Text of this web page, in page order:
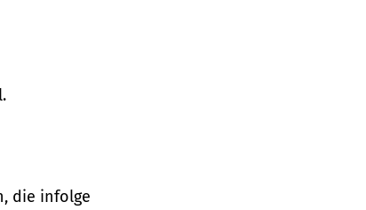
die infolge